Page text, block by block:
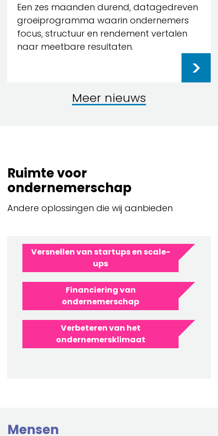
Een zes maanden durend, datagedreven
groeiprogramma waarin ondernemers
focus, structuur en rendement vertalen
naar meetbare resultaten.
Meer nieuws
Ruimte voor
ondernemerschap
Andere oplossingen die wij aanbieden
Versnellen van startups en scale-
ups
Financiering van
ondernemerschap
Verbeteren van het
ondernemersklimaat
Mensen